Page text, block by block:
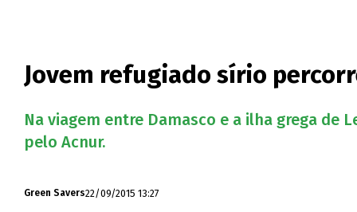
Jovem refugiado sírio
Na viagem entre Damasco e a ilha grega de
pelo Acnur.
Green Savers22/09/2015 13:27